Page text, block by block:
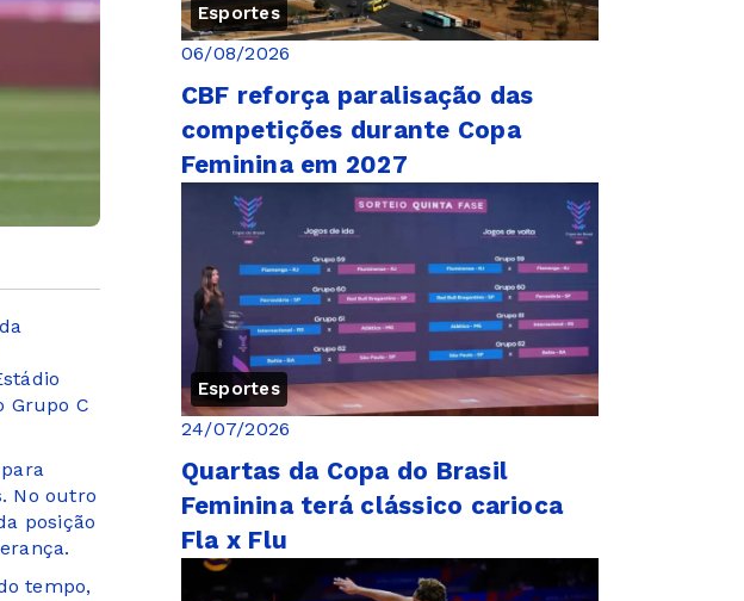
Grupo C
No outro
posição
tempo,
Esportes
06/08/2026
CBF reforça paralisação das
competições durante Copa
Feminina em 2027
Esportes
24/07/2026
Quartas da Copa do Brasil
Feminina terá clássico carioca
Fla x Flu